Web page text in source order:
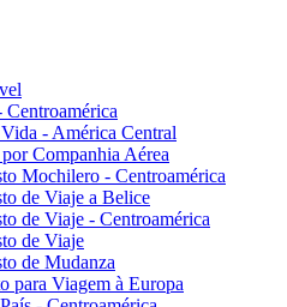
Centroamérica
- América Central
Companhia Aérea
Mochilero - Centroamérica
de Viaje a Belice
de Viaje - Centroamérica
de Viaje
de Mudanza
para Viagem à Europa